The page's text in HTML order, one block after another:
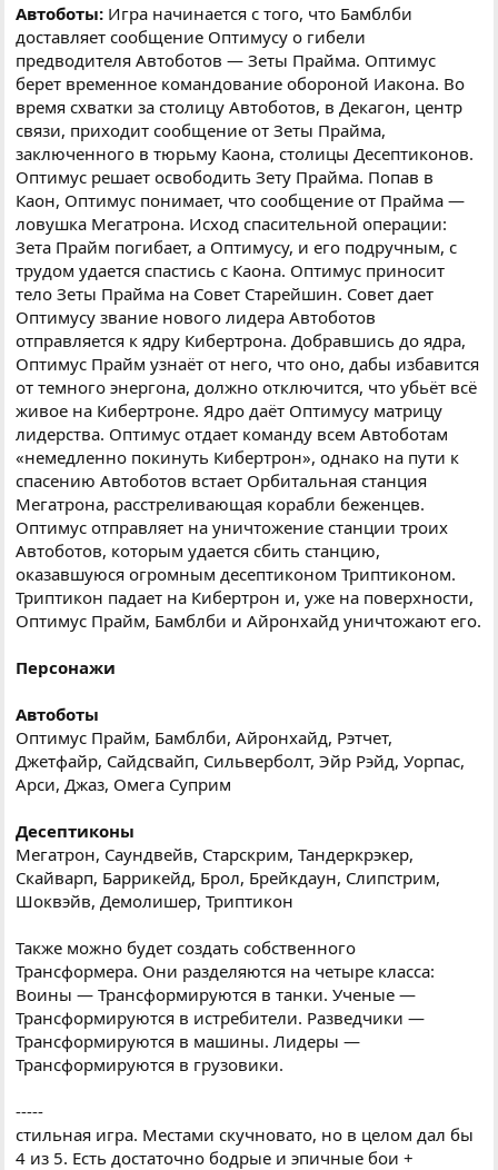
Автоботы: Игра начинается с того, что Бамблби
доставляет сообщение Оптимусу о гибели
предводителя Автоботов — Зеты Прайма. Оптимус
берет временное командование обороной Иакона. Во
время схватки за столицу Автоботов, в Декагон, центр
связи, приходит сообщение от Зеты Прайма,
заключенного в тюрьму Каона, столицы Десептиконов.
Оптимус решает освободить Зету Прайма. Попав в
Каон, Оптимус понимает, что сообщение от Прайма —
ловушка Мегатрона. Исход спасительной операции:
Зета Прайм погибает, а Оптимусу, и его подручным, с
трудом удается спастись с Каона. Оптимус приносит
тело Зеты Прайма на Совет Старейшин. Совет дает
Оптимусу звание нового лидера Автоботов
отправляется к ядру Кибертрона. Добравшись до ядра,
Оптимус Прайм узнаёт от него, что оно, дабы избавится
от темного энергона, должно отключится, что убьёт всё
живое на Кибертроне. Ядро даёт Оптимусу матрицу
лидерства. Оптимус отдает команду всем Автоботам
«немедленно покинуть Кибертрон», однако на пути к
спасению Автоботов встает Орбитальная станция
Мегатрона, расстреливающая корабли беженцев.
Оптимус отправляет на уничтожение станции троих
Автоботов, которым удается сбить станцию,
оказавшуюся огромным десептиконом Триптиконом.
Триптикон падает на Кибертрон и, уже на поверхности,
Оптимус Прайм, Бамблби и Айронхайд уничтожают его.
Персонажи
Автоботы
Оптимус Прайм, Бамблби, Айронхайд, Рэтчет,
Джетфайр, Сайдсвайп, Сильверболт, Эйр Рэйд, Уорпас,
Арси, Джаз, Омега Суприм
Десептиконы
Мегатрон, Саундвейв, Старскрим, Тандеркрэкер,
Скайварп, Баррикейд, Брол, Брейкдаун, Слипстрим,
Шоквэйв, Демолишeр, Триптикон
Также можно будет создать собственного
Трансформера. Они разделяются на четыре класса:
Воины — Трансформируются в танки. Ученые —
Трансформируются в истребители. Разведчики —
Трансформируются в машины. Лидеры —
Трансформируются в грузовики.
-----
стильная игра. Местами скучновато, но в целом дал бы
4 из 5. Есть достаточно бодрые и эпичные бои +